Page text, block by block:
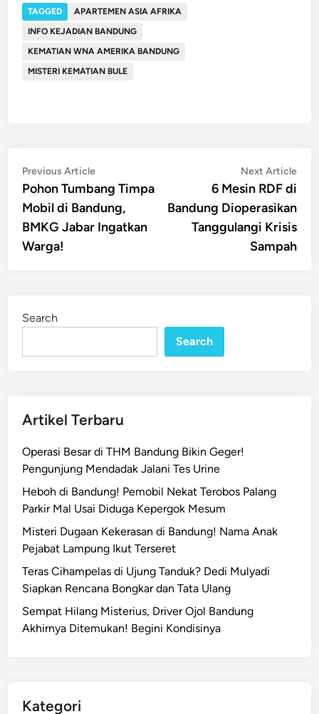
TAGGED
APARTEMEN ASIA AFRIKA
INFO KEJADIAN BANDUNG
KEMATIAN WNA AMERIKA BANDUNG
MISTERI KEMATIAN BULE
Post
navigation
Previous ArticlePrevious
article:
Pohon Tumbang Timpa
Mobil di Bandung,
BMKG Jabar Ingatkan
Warga!
Next Article
6 Mesin RDF di
Bandung Dioperasikan
Tanggulangi Krisis
Sampah
Search
Search
Artikel Terbaru
Operasi Besar di THM Bandung Bikin Geger!
Pengunjung Mendadak Jalani Tes Urine
Heboh di Bandung! Pemobil Nekat Terobos Palang
Parkir Mal Usai Diduga Kepergok Mesum
Misteri Dugaan Kekerasan di Bandung! Nama Anak
Pejabat Lampung Ikut Terseret
Teras Cihampelas di Ujung Tanduk? Dedi Mulyadi
Siapkan Rencana Bongkar dan Tata Ulang
Sempat Hilang Misterius, Driver Ojol Bandung
Akhirnya Ditemukan! Begini Kondisinya
Kategori